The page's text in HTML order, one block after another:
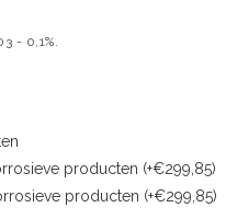
- 0,1%.
producten (+€299,85)
producten (+€299,85)